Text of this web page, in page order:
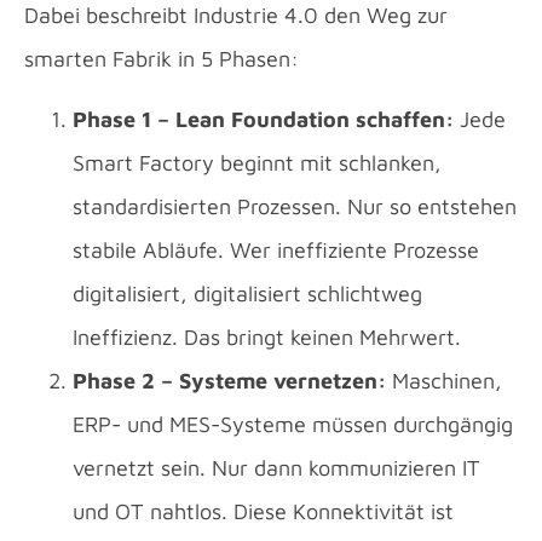
Dabei beschreibt Industrie 4.0 den Weg zur
smarten Fabrik in 5 Phasen:
Phase 1 – Lean Foundation schaffen: Jede
Smart Factory beginnt mit schlanken,
standardisierten Prozessen. Nur so entstehen
stabile Abläufe. Wer ineffiziente Prozesse
digitalisiert, digitalisiert schlichtweg
Ineffizienz. Das bringt keinen Mehrwert.
Phase 2 – Systeme vernetzen: Maschinen,
ERP- und MES-Systeme müssen durchgängig
vernetzt sein. Nur dann kommunizieren IT
und OT nahtlos. Diese Konnektivität ist